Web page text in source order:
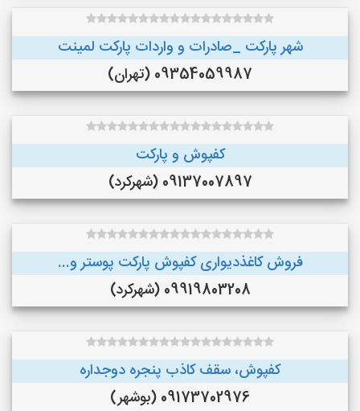
شهر پارکت _صادرات و واردات پارکت لمینت
09354059987 (تهران)
کفپوش و پارکت
09137007897 (شهرکرد)
فروش کاغذدیواری کفپوش پارکت پوستر و...
09919803208 (شهرکرد)
کفپوش، سقف کاذب پنجره دوجداره
09173702976 (بوشهر)